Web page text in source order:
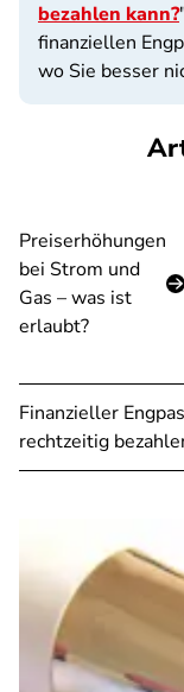
bezahlen kann?
finanziellen
wo Sie besser
Preiserhöhungen
bei Strom und
Gas – was ist
erlaubt?
Finanzieller
rechtzeitig